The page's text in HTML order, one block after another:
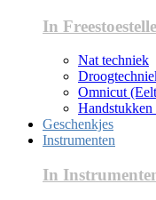
In
Nat techniek
Omnicut
Handstukken
Geschenkjes
Instrumenten
In